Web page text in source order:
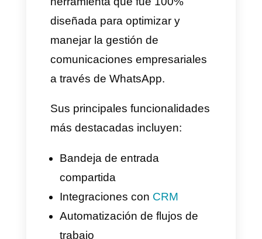
mejor herramienta para tu
negocio. 🚀
¿Qué funcionalidades
ofrece Timelines.ai?
Ahora, nos toca compartir
contigo todas las
funcionalidades que puede
ofrecer Timelines.ai, estas
funcionalidades ayudan a